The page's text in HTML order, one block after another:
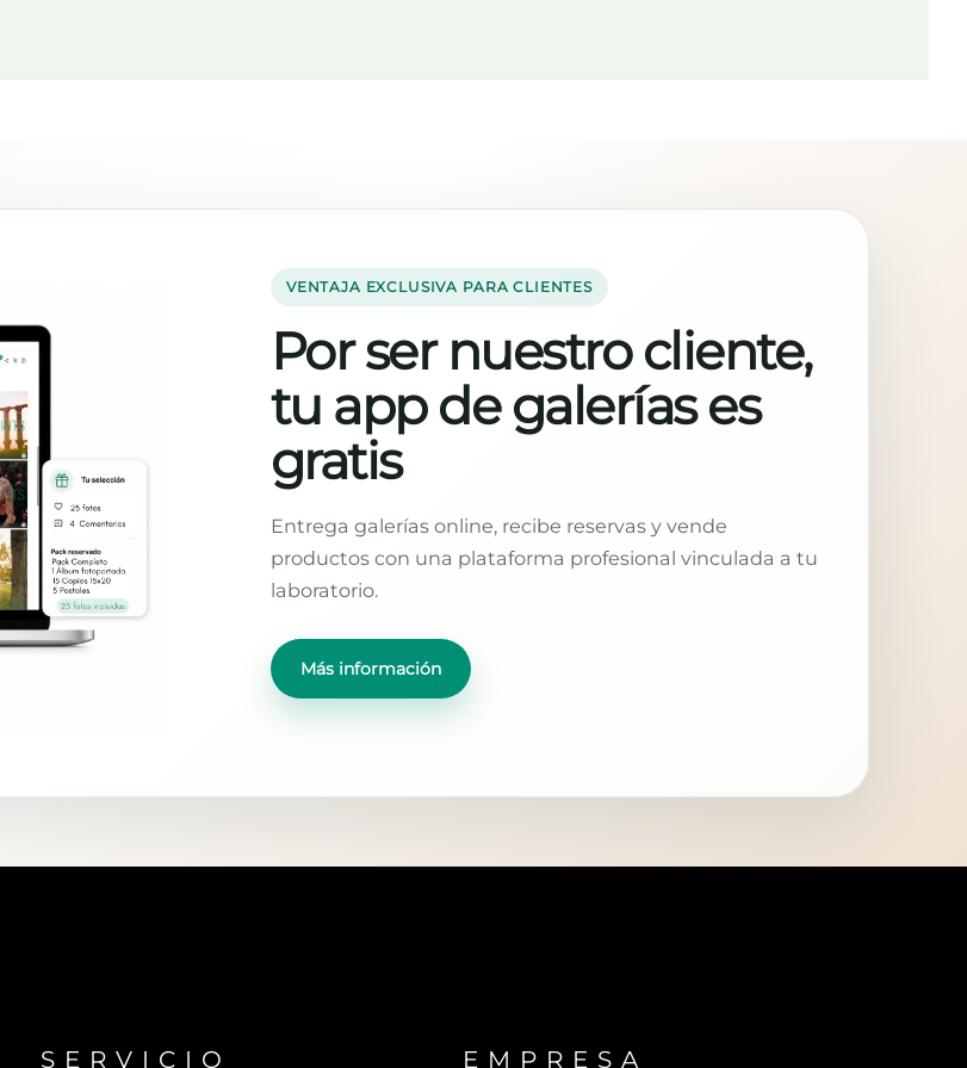
VENTAJA EXCLUSIVA PARA CLIENTES
Por ser nuestro cliente,
tu app de galerías es
gratis
Entrega galerías online, recibe reservas y vende
productos con una plataforma profesional vinculada a tu
laboratorio.
Más información
SERVICIO EMPRESA